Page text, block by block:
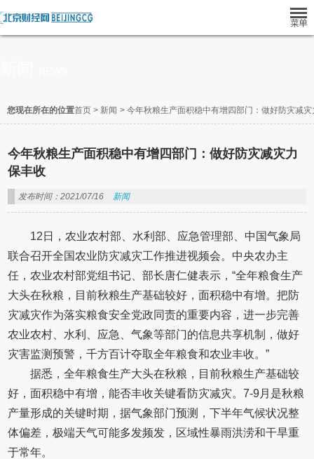
您现在所在的位置首页 > 新闻 > 今年秋粮生产面积稳中有增四部门：做好防灾减灾
今年秋粮生产面积稳中有增四部门：做好防灾减灾力
保丰收
发布时间：2021/07/16 新闻
12日，农业农村部、水利部、应急管理部、中国气象局
联合召开全国农业防灾减灾工作推进视频会。中央农办主
任，农业农村部党组书记、部长唐仁健表示，“全年粮食生产
大头在秋粮，目前秋粮生产基础较好，面积稳中有增。把防
灾减灾作为落实粮食安全党政同责的重要内容，进一步完善
农业农村、水利、应急、气象等部门的信息共享机制，做好
灾害监测预警，千方百计夺取全年粮食和农业丰收。”
据悉，全年粮食生产大头在秋粮，目前秋粮生产基础较
好，面积稳中有增，能否丰收关键看防灾减灾。7-9月是秋粮
产量形成的关键时期，据气象部门预测，下半年气候状况整
体偏差，极端天气可能多发频发，区域性暴雨洪涝和干旱重
于常年。